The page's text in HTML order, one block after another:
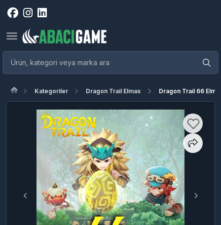
Kategoriler Dragon Trail Elmas Dragon Trail 66